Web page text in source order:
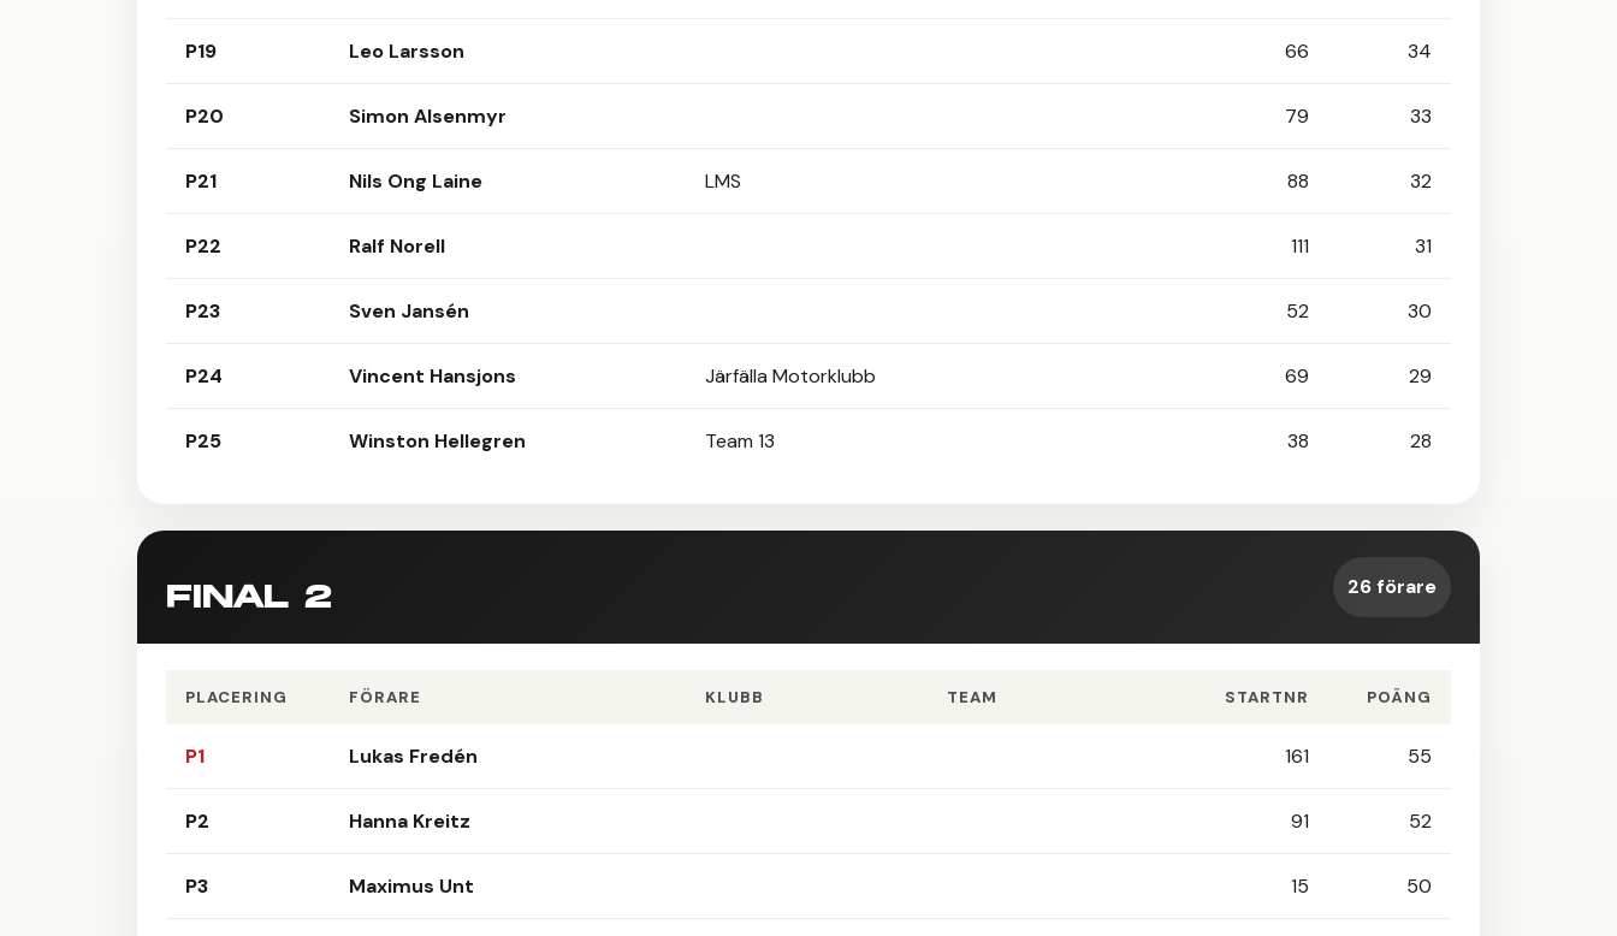
P19 Leo Larsson 66 34
P20 Simon Alsenmyr 79 33
P21 Nils Ong Laine LMS 88 32
P22 Ralf Norell 111 31
P23 Sven Jansén 52 30
P24 Vincent Hansjons Järfälla Motorklubb 69 29
P25 Winston Hellegren Team 13 38 28
FINAL 2 26 förare
PLACERING FÖRARE KLUBB TEAM STARTNR POÄNG
P1 Lukas Fredén 161 55
P2 Hanna Kreitz 91 52
P3 Maximus Unt 15 50